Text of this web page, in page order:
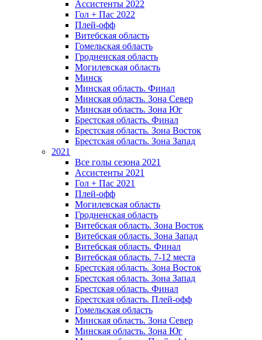
Ассистенты 2022
Гол + Пас 2022
Плей-офф
Витебская область
Гомельская область
Гродненская область
Могилевская область
Минск
Mинская область. Финал
Минская область. Зона Север
Минская область. Зона Юг
Брестская область. Финал
Брестская область. Зона Восток
Брестская область. Зона Запад
2021
Все голы сезона 2021
Ассистенты 2021
Гол + Пас 2021
Плей-офф
Могилевская область
Гродненская область
Витебская область. Зона Восток
Витебская область. Зона Запад
Витебская область. Финал
Витебская область. 7-12 места
Брестская область. Зона Восток
Брестская область. Зона Запад
Брестская область. Финал
Брестская область. Плей-офф
Гомельская область
Минская область. Зона Север
Минская область. Зона Юг